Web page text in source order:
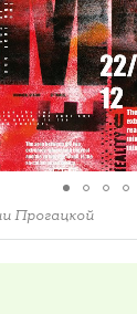
Прогацкой